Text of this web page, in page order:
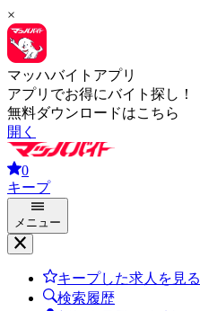
×
マッハバイトアプリ
アプリでお得にバイト探し！
無料ダウンロードはこちら
開く
0
キープ
メニュー
キープした求人を見る
検索履歴